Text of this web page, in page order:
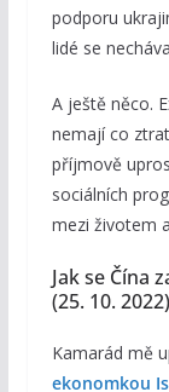
podporu
lidé se
A ještě něco.
nemají co
příjmově
sociálních
mezi životem
Jak se Čína
(25. 10. 2022)
Kamarád mě
ekonomkou